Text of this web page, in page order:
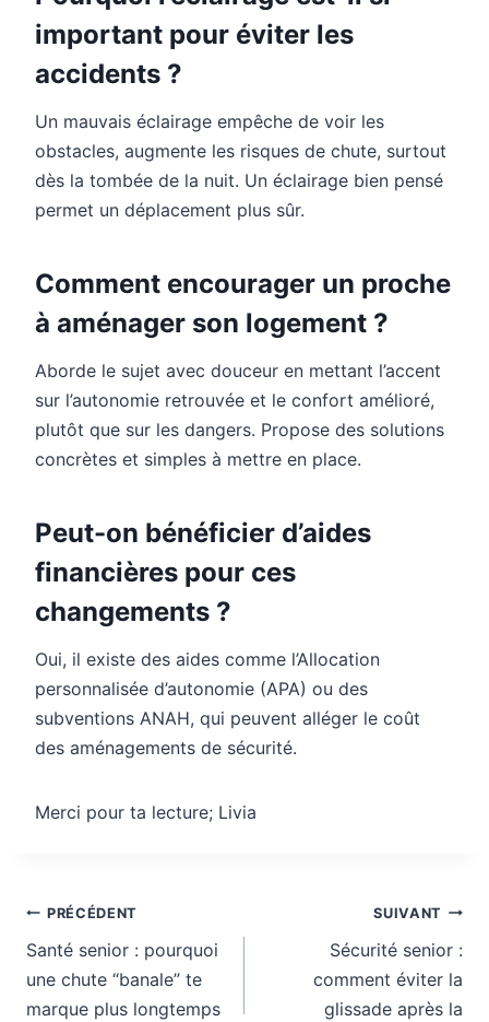
important pour éviter les
accidents ?
Un mauvais éclairage empêche de voir les
obstacles, augmente les risques de chute, surtout
dès la tombée de la nuit. Un éclairage bien pensé
permet un déplacement plus sûr.
Comment encourager un proche
à aménager son logement ?
Aborde le sujet avec douceur en mettant l’accent
sur l’autonomie retrouvée et le confort amélioré,
plutôt que sur les dangers. Propose des solutions
concrètes et simples à mettre en place.
Peut-on bénéficier d’aides
financières pour ces
changements ?
Oui, il existe des aides comme l’Allocation
personnalisée d’autonomie (APA) ou des
subventions ANAH, qui peuvent alléger le coût
des aménagements de sécurité.
Merci pour ta lecture; Livia
Navigation
de
l’article
PRÉCÉDENT
Santé senior : pourquoi
une chute “banale” te
marque plus longtemps
SUIVANT
Sécurité senior :
comment éviter la
glissade après la